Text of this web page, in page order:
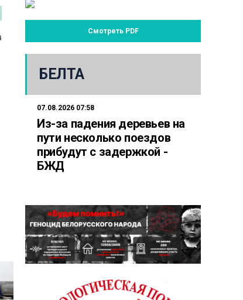
Смотреть PDF
БЕЛТА
07.08.2026 07:58
Из-за падения деревьев на
пути несколько поездов
прибудут с задержкой -
БЖД